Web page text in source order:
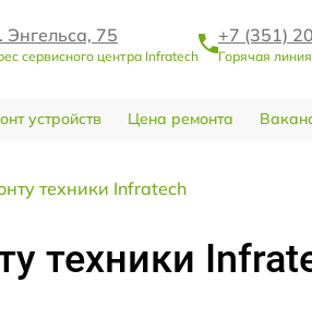
Энгельса, 75
сервисного центра Infratech
+7 (351)
Горячая линия
устройств Цена ремонта
техники Infratech
техники